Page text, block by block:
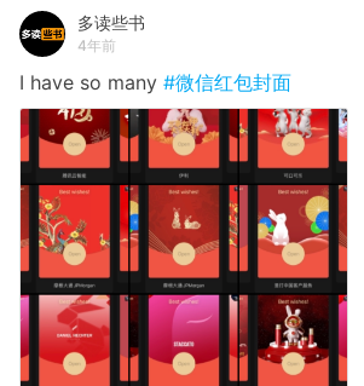
多读些书
4年前
I have so many #微信红包封面